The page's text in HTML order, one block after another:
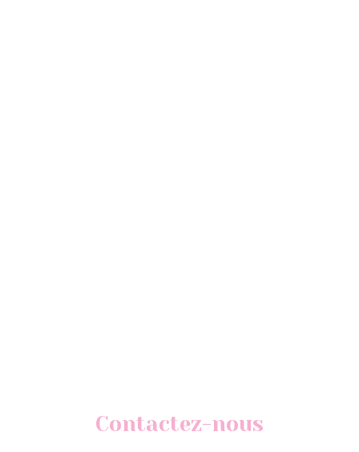
Contactez-nous